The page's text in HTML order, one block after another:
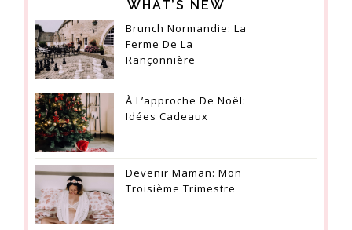
WHAT’S NEW
Brunch Normandie: La
Ferme De La
Rançonnière
À L’approche De Noël:
Idées Cadeaux
Devenir Maman: Mon
Troisième Trimestre